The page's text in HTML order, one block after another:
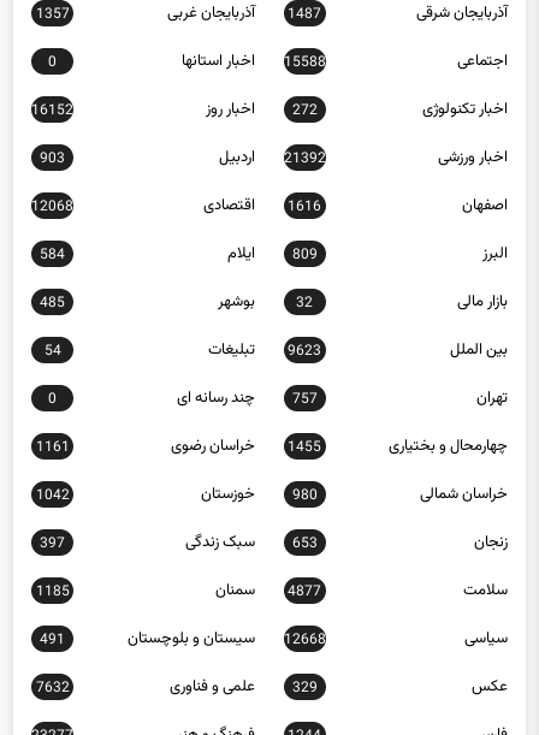
آذربایجان شرقی 1487 آذربایجان غربی 1357
اجتماعی 15588 اخبار استانها 0
اخبار تکنولوژی 272 اخبار روز 16152
اخبار ورزشی 21392 اردبیل 903
اصفهان 1616 اقتصادی 12068
البرز 809 ایلام 584
بازار مالی 32 بوشهر 485
بین الملل 9623 تبلیغات 54
تهران 757 چند رسانه ای 0
چهارمحال و بختیاری 1455 خراسان رضوی 1161
خراسان شمالی 980 خوزستان 1042
زنجان 653 سبک زندگی 397
سلامت 4877 سمنان 1185
سیاسی 12668 سیستان و بلوچستان 491
عکس 329 علمی و فناوری 7632